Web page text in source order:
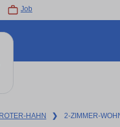
Job
HAHN ❯ 2-ZIMMER-